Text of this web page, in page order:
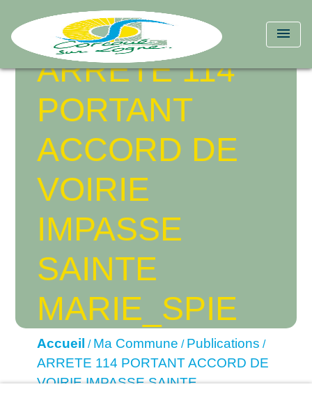
menu
ARRETE 114
PORTANT
ACCORD DE
VOIRIE
IMPASSE
SAINTE
MARIE_SPIE
Accueil / Ma Commune / Publications /
ARRETE 114 PORTANT ACCORD DE
VOIRIE IMPASSE SAINTE